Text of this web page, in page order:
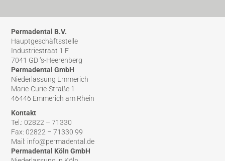
Permadental B.V.
Hauptgeschäftsstelle
Industriestraat 1 F
7041 GD ‘s-Heerenberg
Permadental GmbH
Niederlassung Emmerich
Marie-Curie-Straße 1
46446 Emmerich am Rhein
Kontakt
Tel.: 02822 – 71330
Fax: 02822 – 71330 99
Mail: info@permadental.de
Permadental Köln GmbH